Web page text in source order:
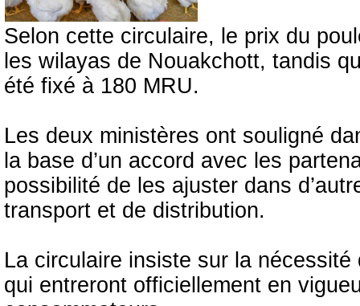
Selon cette circulaire, le prix du
les wilayas de Nouakchott, tandis
été fixé à 180 MRU.
Les deux ministères ont souligné
la base d’un accord avec les
possibilité de les ajuster dans
transport et de distribution.
La circulaire insiste sur la
qui entreront officiellement en